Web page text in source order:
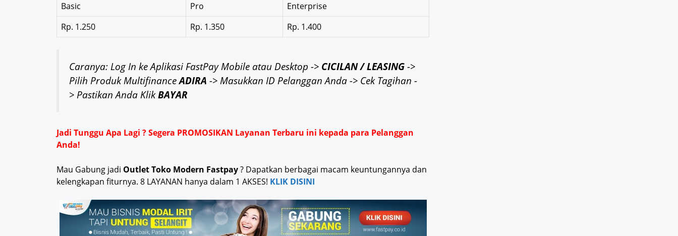
Basic
Pro
Enterprise
Rp. 1.250
Rp. 1.350 Rp. 1.400
Caranya: Log In ke Aplikasi FastPay Mobile atau Desktop -> CICILAN / LEASING->
Pilih Produk MultifinanceADIRA -> Masukkan ID Pelanggan Anda -> Cek Tagihan -
> Pastikan Anda KlikBAYAR
Jadi Tunggu Apa Lagi ? Segera PROMOSIKAN Layanan Terbaru ini kepada para Pelanggan
Anda!
Mau Gabung jadi Outlet Toko Modern Fastpay? Dapatkan berbagai macam keuntungannya dan
kelengkapan fiturnya. 8 LAYANAN hanya dalam 1 AKSES! KLIK DISINI